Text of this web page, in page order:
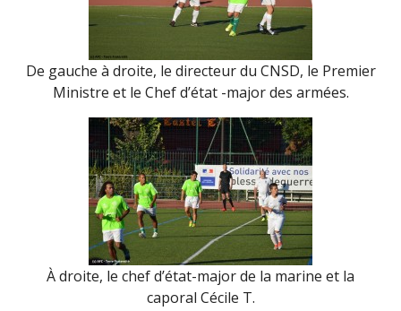
De gauche à droite, le directeur du CNSD, le Premier
Ministre et le Chef d’état -major des armées.
À droite, le chef d’état-major de la marine et la
caporal Cécile T.